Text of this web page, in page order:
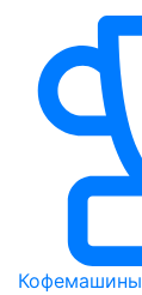
Кофемашины